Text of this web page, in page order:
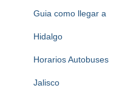
Guia como llegar a
Hidalgo
Horarios Autobuses
Jalisco